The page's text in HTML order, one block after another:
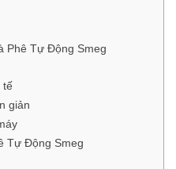
Phê Tự Động Smeg
tế
giản
Tự Động Smeg